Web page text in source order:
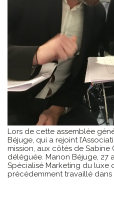
Lors de cette assemblée
Béjuge, qui a rejoint
mission, aux côtés de
déléguée. Manon Béjuge, 27
Spécialisé Marketing du luxe
précédemment travaillé dans